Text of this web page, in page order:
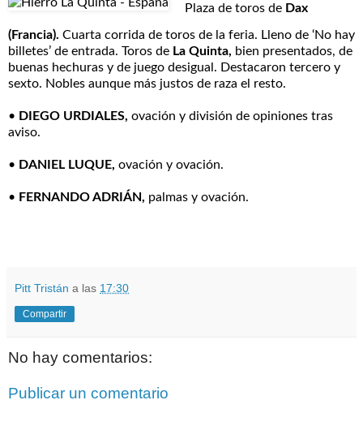
Plaza de toros de Dax
(Francia). Cuarta corrida de toros de la feria. Lleno de ‘No hay
billetes’ de entrada. Toros de La Quinta, bien presentados, de
buenas hechuras y de juego desigual. Destacaron tercero y
sexto. Nobles aunque más justos de raza el resto.
• DIEGO URDIALES, ovación y división de opiniones tras
aviso.
• DANIEL LUQUE, ovación y ovación.
• FERNANDO ADRIÁN, palmas y ovación.
Pitt Tristán a las 17:30
Compartir
No hay comentarios:
Publicar un comentario